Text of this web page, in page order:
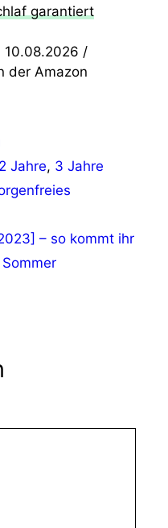
garantiert
10.08.2026 /
der Amazon
2 Jahre, 3 Jahre
– so kommt ihr